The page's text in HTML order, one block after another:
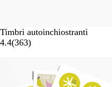
Timbri autoinchiostranti
4.4(363)